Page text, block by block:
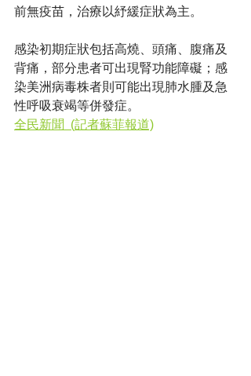
前無疫苗，治療以紓緩症狀為主。
感染初期症狀包括高燒、頭痛、腹痛及
背痛，部分患者可出現腎功能障礙；感
染美洲病毒株者則可能出現肺水腫及急
性呼吸衰竭等併發症。
全民新聞  (記者蘇菲報道)